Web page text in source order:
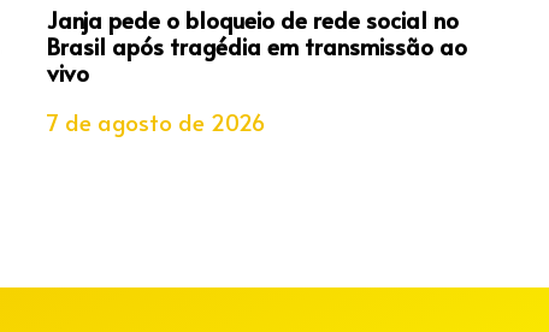
Janja pede o bloqueio de rede social no
Brasil após tragédia em transmissão ao
vivo
7 de agosto de 2026